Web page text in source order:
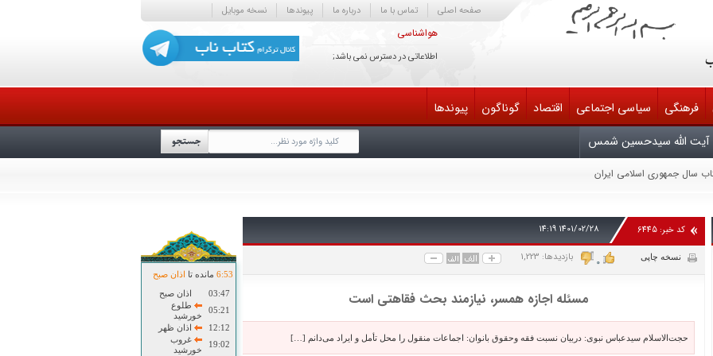
صفحه اصلی تماس با ما درباره ما پیوندها نسخه موبایل
هواشناسی
اطلاعاتی در دسترس نمی باشد;
فرهنگی سیاسی اجتماعی اقتصاد گوناگون
پیوندها
آیت الله سیدحسین شمس
سال جمهوری اسلامی ایران
مذاکره کند خائن است
انتقام، متوقّف بر وجود شخص من یا سایر مسئولان نیست
آسمان امامت و ولایت تسلیت باد
6:53 مانده تا اذان صبح
03:47
اذان صبح
05:21
طلوع
خورشید
12:12
اذان ظهر
19:02
غروب
خورشید
کد خبر: 6445 1401/02/28 14:19
نسخه چاپی 0 بازدیدها: 1,223
مسئله اجازه همسر، نیازمند بحث فقاهتی است
حجت‌الاسلام سیدعباس نبوی: دربیان نسبت فقه وحقوق بانوان: اجماعات منقول را محل تأمل و ایراد می‌دانم […]